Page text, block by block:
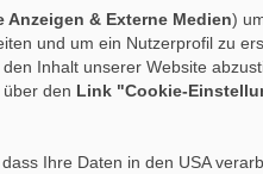
& Externe Medien)
und um ein Nutzerprofil zu
Inhalt unserer Website
den Link "Cookie-
Ihre Daten in den USA